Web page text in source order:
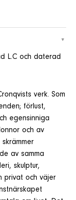
L.C och daterad
verk. Som
förlust,
egensinniga
och av
av samma
skulptur,
privat och väjer